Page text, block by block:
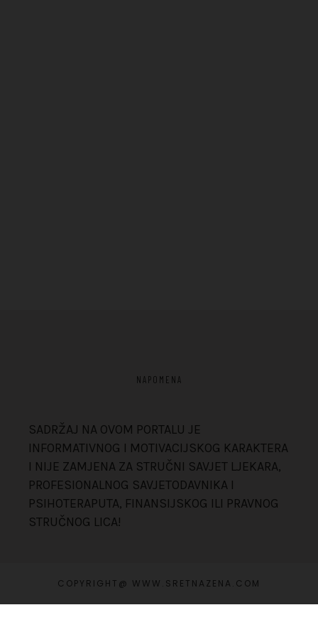
NAPOMENA
SADRŽAJ NA OVOM PORTALU JE
INFORMATIVNOG I MOTIVACIJSKOG KARAKTERA
I NIJE ZAMJENA ZA STRUČNI SAVJET LJEKARA,
PROFESIONALNOG SAVJETODAVNIKA I
PSIHOTERAPUTA, FINANSIJSKOG ILI PRAVNOG
STRUČNOG LICA!
COPYRIGHT@ WWW.SRETNAZENA.COM